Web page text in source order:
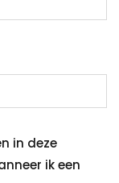
in deze
ik een